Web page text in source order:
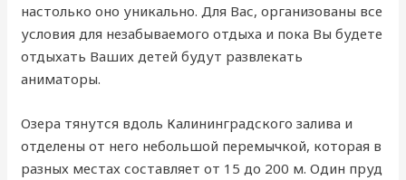
настолько оно уникально. Для Вас, организованы все
условия для незабываемого отдыха и пока Вы будете
отдыхать Ваших детей будут развлекать
аниматоры.
Озера тянутся вдоль Калининградского залива и
отделены от него небольшой перемычкой, которая в
разных местах составляет от 15 до 200 м. Один пруд